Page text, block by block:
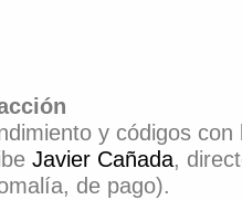
y códigos
Javier Cañada,
de pago).